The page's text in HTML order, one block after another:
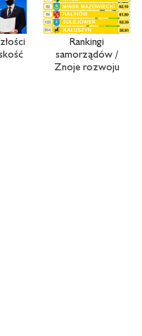
Rankingi
samorządów /
Znoje rozwoju